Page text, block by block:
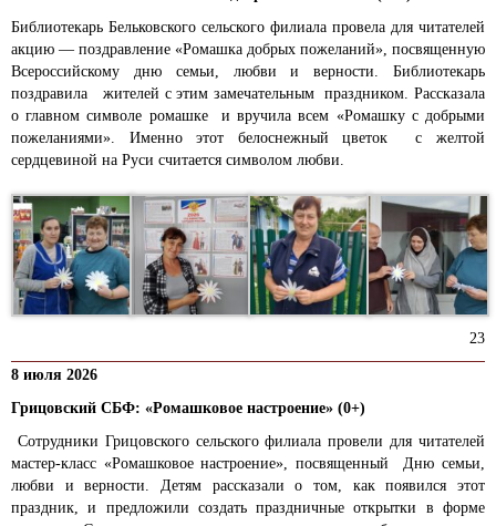
Библиотекарь Бельковского сельского филиала провела для читателей
акцию — поздравление «Ромашка добрых пожеланий», посвященную
Всероссийскому дню семьи, любви и верности. Библиотекарь
поздравила жителей с этим замечательным праздником. Рассказала
о главном символе ромашке и вручила всем «Ромашку с добрыми
пожеланиями». Именно этот белоснежный цветок с желтой
сердцевиной на Руси считается символом любви.
23
8 июля 2026
Грицовский СБФ: «Ромашковое настроение» (0+)
Сотрудники Грицовского сельского филиала провели для читателей
мастер-класс «Ромашковое настроение», посвященный Дню семьи,
любви и верности. Детям рассказали о том, как появился этот
праздник, и предложили создать праздничные открытки в форме